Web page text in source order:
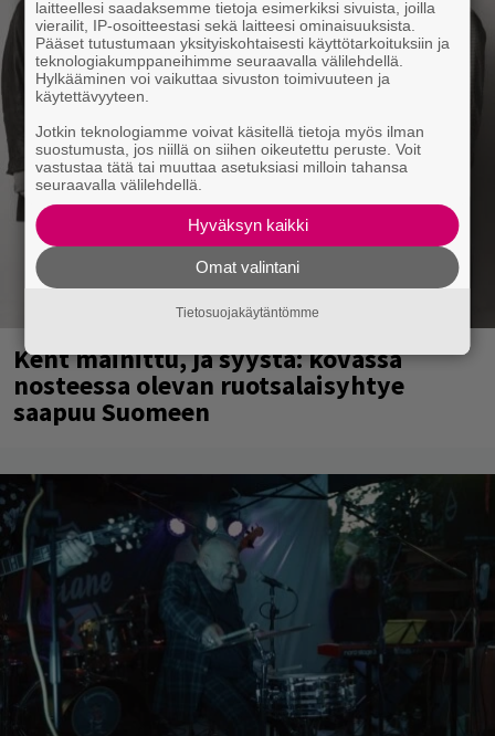
Kent mainittu, ja syystä: kovassa
nosteessa olevan ruotsalaisyhtye
saapuu Suomeen
laitteellesi saadaksemme tietoja esimerkiksi sivuista, joilla
vierailit, IP-osoitteestasi sekä laitteesi ominaisuuksista.
Pääset tutustumaan yksityiskohtaisesti käyttötarkoituksiin ja
teknologiakumppaneihimme seuraavalla välilehdellä.
Hylkääminen voi vaikuttaa sivuston toimivuuteen ja
käytettävyyteen.
Jotkin teknologiamme voivat käsitellä tietoja myös ilman
suostumusta, jos niillä on siihen oikeutettu peruste. Voit
vastustaa tätä tai muuttaa asetuksiasi milloin tahansa
seuraavalla välilehdellä.
Hyväksyn kaikki
Omat valintani
Tietosuojakäytäntömme